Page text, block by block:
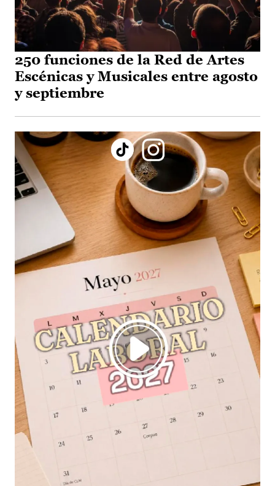
250 funciones de la Red de Artes
Escénicas y Musicales entre agosto
y septiembre